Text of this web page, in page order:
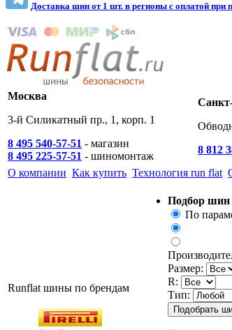
Доставка шин от 1 шт. в регионы c оплатой при
Москва
3-й Силикатный пр., 1, корп. 1
8 495 540-57-51 - магазин
8 495 225-57-51 - шиномонтаж
8 812
О компании Как купить Технология run flat
Runflat шины по брендам
Подбор шин
По
Размер:
R:
Тип: